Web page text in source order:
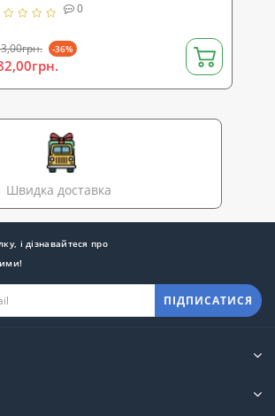
0
-36%
Швидка доставка
і дізнавайтеся про
ПІДПИСАТИСЯ